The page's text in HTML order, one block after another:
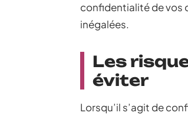
confidentialité de vos
inégalées.
Les
éviter
Lorsqu’il s’agit de